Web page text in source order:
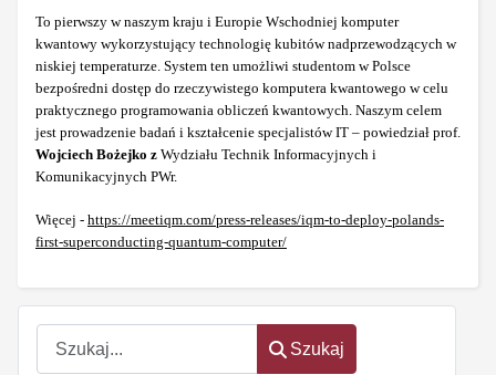
Szukaj
Szukaj
To pierwszy w naszym kraju i Europie Wschodniej komputer
kwantowy wykorzystujący technologię kubitów nadprzewodzących w
niskiej temperaturze. System ten umożliwi studentom w Polsce
bezpośredni dostęp do rzeczywistego komputera kwantowego w celu
praktycznego programowania obliczeń kwantowych. Naszym celem
jest prowadzenie badań i kształcenie specjalistów IT – powiedział prof.
Wojciech Bożejko z Wydziału Technik Informacyjnych i
Komunikacyjnych PWr.
Więcej - https://meetiqm.com/press-releases/iqm-to-deploy-polands-
first-superconducting-quantum-computer/